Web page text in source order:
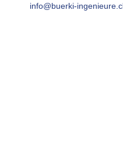
info@buerki-